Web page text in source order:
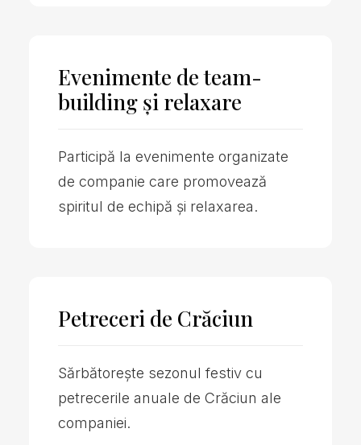
Evenimente de team-
building și relaxare
Participă la evenimente organizate
de companie care promovează
spiritul de echipă și relaxarea.
Petreceri de Crăciun
Sărbătorește sezonul festiv cu
petrecerile anuale de Crăciun ale
companiei.